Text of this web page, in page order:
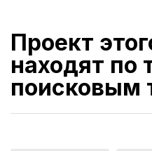
Проект
находят по
поисковым